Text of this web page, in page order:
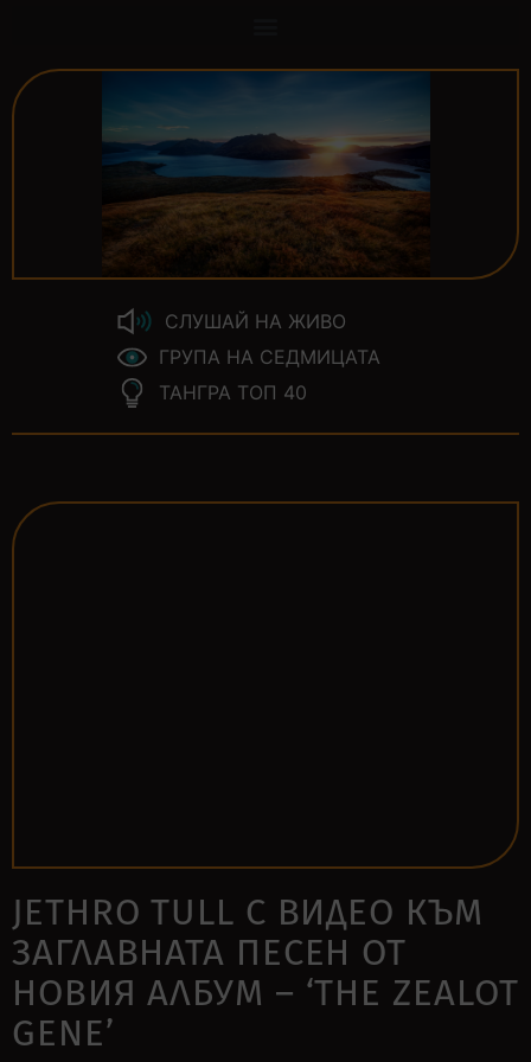
СЛУШАЙ НА ЖИВО
ГРУПА НА СЕДМИЦАТА
ТАНГРА ТОП 40
JETHRO TULL С ВИДЕО КЪМ
ЗАГЛАВНАТА ПЕСЕН ОТ
НОВИЯ АЛБУМ – ‘THE ZEALOT
GENE’